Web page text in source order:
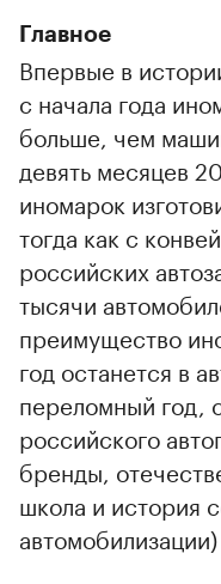
Главное
Впервые в
с начала года
больше, чем
девять месяцев
иномарок
тогда как с
российских
тысячи
преимущество
год останется в
переломный год,
российского
бренды,
школа и история